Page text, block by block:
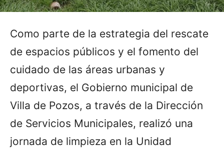
Como parte de la estrategia del rescate
de espacios públicos y el fomento del
cuidado de las áreas urbanas y
deportivas, el Gobierno municipal de
Villa de Pozos, a través de la Dirección
de Servicios Municipales, realizó una
jornada de limpieza en la Unidad